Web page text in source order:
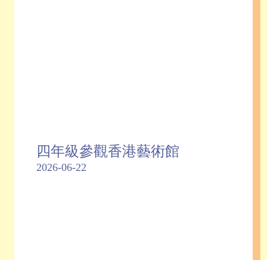
四年級參觀香港藝術館
2026-06-22